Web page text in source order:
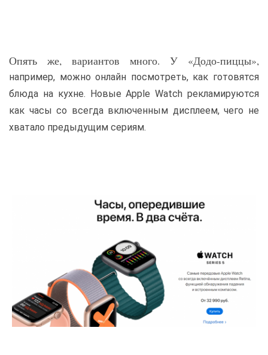
Опять же, вариантов много. У «Додо-пиццы»,
например, можно онлайн посмотреть, как готовятся
блюда на кухне. Новые Apple Watch рекламируются
как часы со всегда включенным дисплеем, чего не
хватало предыдущим сериям.